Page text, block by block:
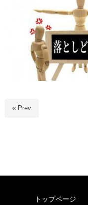
« Prev
トップページ